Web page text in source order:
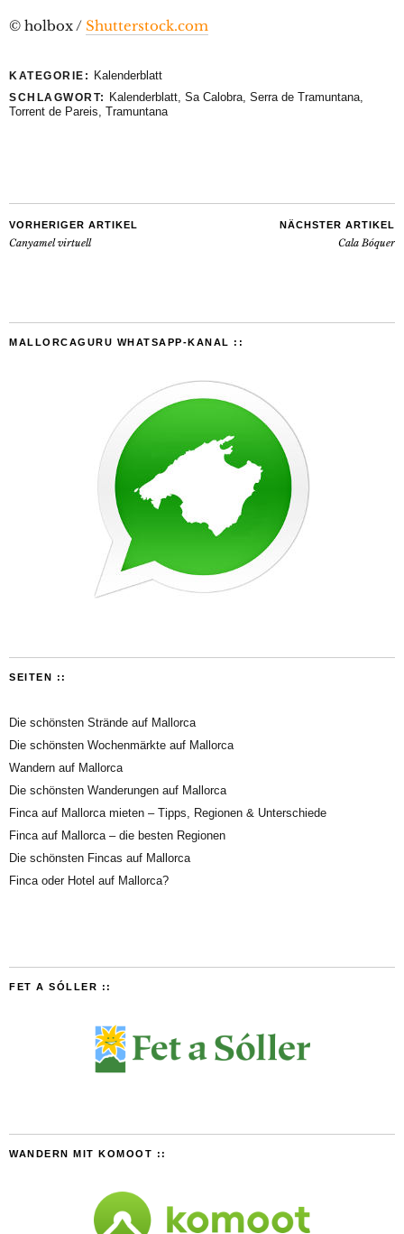
© holbox / Shutterstock.com
KATEGORIE: Kalenderblatt
SCHLAGWORT: Kalenderblatt Sa Calobra Serra de Tramuntana
Torrent de Pareis Tramuntana
VORHERIGER ARTIKEL
Canyamel virtuell
NÄCHSTER ARTIKEL
Cala Bóquer
MALLORCAGURU WHATSAPP-KANAL ::
SEITEN ::
Die schönsten Strände auf Mallorca
Die schönsten Wochenmärkte auf Mallorca
Wandern auf Mallorca
Die schönsten Wanderungen auf Mallorca
Finca auf Mallorca mieten – Tipps, Regionen & Unterschiede
Finca auf Mallorca – die besten Regionen
Die schönsten Fincas auf Mallorca
Finca oder Hotel auf Mallorca?
FET A SÓLLER ::
WANDERN MIT KOMOOT ::